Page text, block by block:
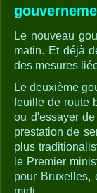
Le nouveau
matin. Et déjà
des mesures
Le deuxième
feuille de route
ou d'essayer
prestation de
plus
le Premier
pour Bruxelles,